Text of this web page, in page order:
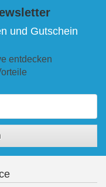
und Gutschein
entdecken